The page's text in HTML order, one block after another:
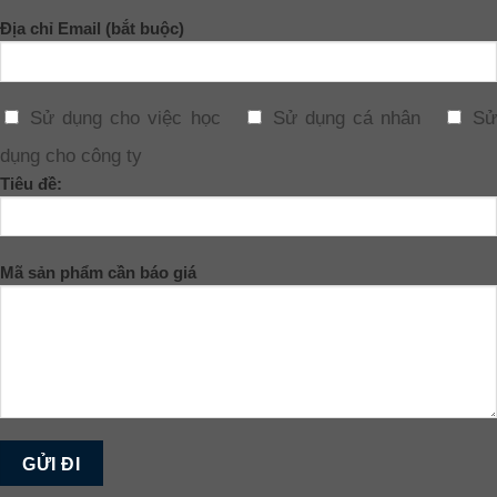
Địa chỉ Email (bắt buộc)
Sử dụng cho việc học Sử dụng cá nhân
Sử
dụng cho công ty
Tiêu đề:
Mã sản phẩm cần báo giá